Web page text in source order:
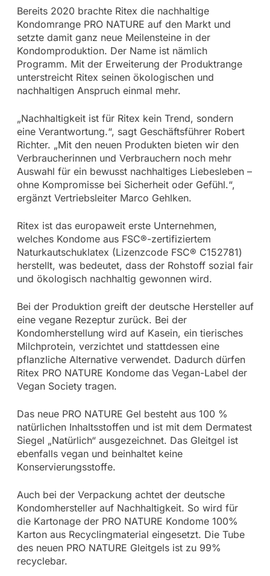
Bereits 2020 brachte Ritex die nachhaltige
Kondomrange PRO NATURE auf den Markt und
setzte damit ganz neue Meilensteine in der
Kondomproduktion. Der Name ist nämlich
Programm. Mit der Erweiterung der Produktrange
unterstreicht Ritex seinen ökologischen und
nachhaltigen Anspruch einmal mehr.
„Nachhaltigkeit ist für Ritex kein Trend, sondern
eine Verantwortung.“, sagt Geschäftsführer Robert
Richter. „Mit den neuen Produkten bieten wir den
Verbraucherinnen und Verbrauchern noch mehr
Auswahl für ein bewusst nachhaltiges Liebesleben –
ohne Kompromisse bei Sicherheit oder Gefühl.“,
ergänzt Vertriebsleiter Marco Gehlken.
Ritex ist das europaweit erste Unternehmen,
welches Kondome aus FSC®-zertifiziertem
Naturkautschuklatex (Lizenzcode FSC® C152781)
herstellt, was bedeutet, dass der Rohstoff sozial fair
und ökologisch nachhaltig gewonnen wird.
Bei der Produktion greift der deutsche Hersteller auf
eine vegane Rezeptur zurück. Bei der
Kondomherstellung wird auf Kasein, ein tierisches
Milchprotein, verzichtet und stattdessen eine
pflanzliche Alternative verwendet. Dadurch dürfen
Ritex PRO NATURE Kondome das Vegan-Label der
Vegan Society tragen.
Das neue PRO NATURE Gel besteht aus 100 %
natürlichen Inhaltsstoffen und ist mit dem Dermatest
Siegel „Natürlich“ ausgezeichnet. Das Gleitgel ist
ebenfalls vegan und beinhaltet keine
Konservierungsstoffe.
Auch bei der Verpackung achtet der deutsche
Kondomhersteller auf Nachhaltigkeit. So wird für
die Kartonage der PRO NATURE Kondome 100%
Karton aus Recyclingmaterial eingesetzt. Die Tube
des neuen PRO NATURE Gleitgels ist zu 99%
recyclebar.